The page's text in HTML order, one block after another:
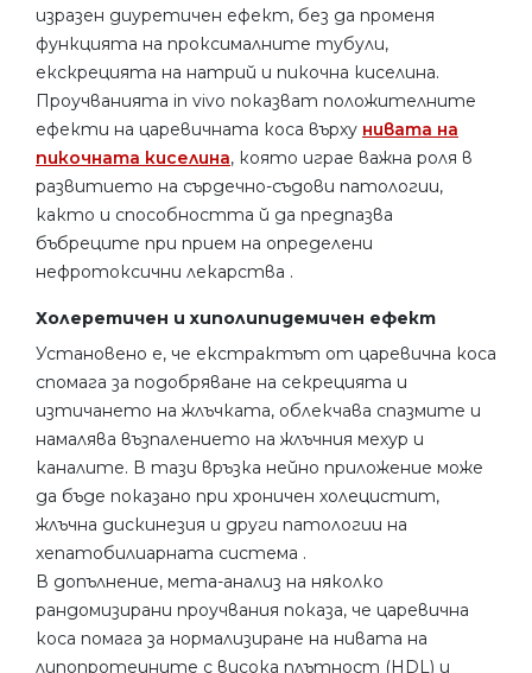
изразен диуретичен ефект, без да променя
функцията на проксималните тубули,
екскрецията на натрий и пикочна киселина.
Проучванията in vivo показват положителните
ефекти на царевичната коса върху нивата на
пикочната киселина, която играе важна роля в
развитието на сърдечно-съдови патологии,
както и способността й да предпазва
бъбреците при прием на определени
нефротоксични лекарства .
Холеретичен и хиполипидемичен ефект
Установено е, че екстрактът от царевична коса
спомага за подобряване на секрецията и
изтичането на жлъчката, облекчава спазмите и
намалява възпалението на жлъчния мехур и
каналите. В тази връзка нейно приложение може
да бъде показано при хроничен холецистит,
жлъчна дискинезия и други патологии на
хепатобилиарната система .
В допълнение, мета-анализ на няколко
рандомизирани проучвания показа, че царевична
коса помага за нормализиране на нивата на
липопротеините с висока плътност (HDL) и